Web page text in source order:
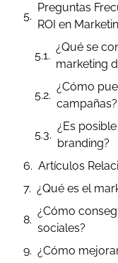
Preguntas
ROI en
¿Qué se
marketing
¿Cómo
campañas?
¿Es
branding?
Artículos
¿Qué es el
¿Cómo
sociales?
¿Cómo